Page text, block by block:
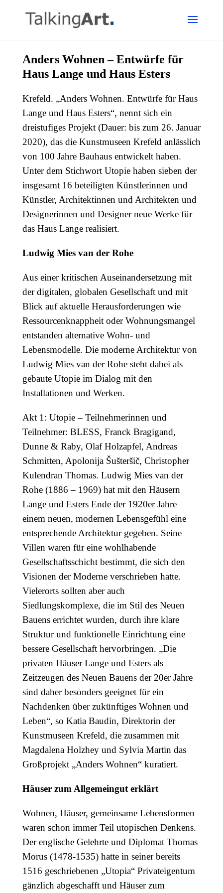
Anders Wohnen – Entwürfe für
Haus Lange und Haus Esters
Krefeld. „Anders Wohnen. Entwürfe für Haus
Lange und Haus Esters“, nennt sich ein
dreistufiges Projekt (Dauer: bis zum 26. Januar
2020), das die Kunstmuseen Krefeld anlässlich
von 100 Jahre Bauhaus entwickelt haben.
Unter dem Stichwort Utopie haben sieben der
insgesamt 16 beteiligten Künstlerinnen und
Künstler, Architektinnen und Architekten und
Designerinnen und Designer neue Werke für
das Haus Lange realisiert.
Ludwig Mies van der Rohe
Aus einer kritischen Auseinandersetzung mit
der digitalen, globalen Gesellschaft und mit
Blick auf aktuelle Herausforderungen wie
Ressourcenknappheit oder Wohnungsmangel
entstanden alternative Wohn- und
Lebensmodelle. Die moderne Architektur von
Ludwig Mies van der Rohe steht dabei als
gebaute Utopie im Dialog mit den
Installationen und Werken.
Akt 1: Utopie – Teilnehmerinnen und
Teilnehmer: BLESS, Franck Bragigand,
Dunne & Raby, Olaf Holzapfel, Andreas
Schmitten, Apolonija Šušteršič, Christopher
Kulendran Thomas. Ludwig Mies van der
Rohe (1886 – 1969) hat mit den Häusern
Lange und Esters Ende der 1920er Jahre
einem neuen, modernen Lebensgefühl eine
entsprechende Architektur gegeben. Seine
Villen waren für eine wohlhabende
Gesellschaftsschicht bestimmt, die sich den
Visionen der Moderne verschrieben hatte.
Vielerorts sollten aber auch
Siedlungskomplexe, die im Stil des Neuen
Bauens errichtet wurden, durch ihre klare
Struktur und funktionelle Einrichtung eine
bessere Gesellschaft hervorbringen. „Die
privaten Häuser Lange und Esters als
Zeitzeugen des Neuen Bauens der 20er Jahre
sind daher besonders geeignet für ein
Nachdenken über zukünftiges Wohnen und
Leben“, so Katia Baudin, Direktorin der
Kunstmuseen Krefeld, die zusammen mit
Magdalena Holzhey und Sylvia Martin das
Großprojekt „Anders Wohnen“ kuratiert.
Häuser zum Allgemeingut erklärt
Wohnen, Häuser, gemeinsame Lebensformen
waren schon immer Teil utopischen Denkens.
Der englische Gelehrte und Diplomat Thomas
Morus (1478-1535) hatte in seiner bereits
1516 geschriebenen „Utopia“ Privateigentum
gänzlich abgeschafft und Häuser zum